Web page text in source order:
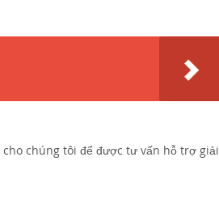
chúng tôi để được tư vấn hỗ trợ giải